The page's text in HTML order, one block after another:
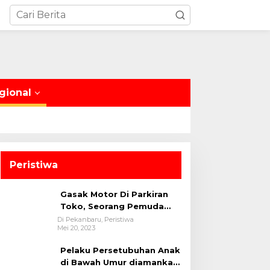
Polda Riau
Free Day Sampaikan
Peristiwa
Gasak Motor Di Parkiran
Toko, Seorang Pemuda
Diamankan Polsek Bukit
Raya
Di Pekanbaru, Peristiwa
Mei 20, 2023
Pelaku Persetubuhan Anak
di Bawah Umur diamankan